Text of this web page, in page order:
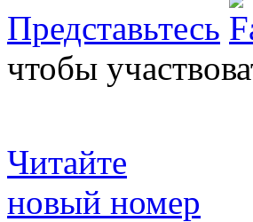
Представьтесь
чтобы
Читайте
новый номер